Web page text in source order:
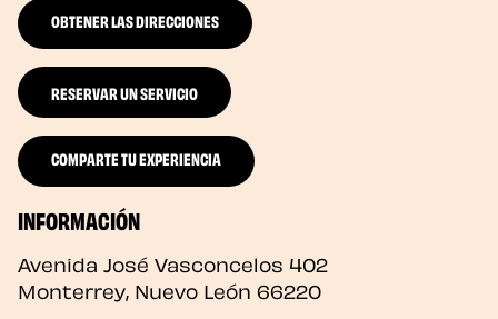
OBTENER LAS DIRECCIONES
RESERVAR UN SERVICIO
COMPARTE TU EXPERIENCIA
INFORMACIÓN
Avenida José Vasconcelos 402
Monterrey, Nuevo León 66220